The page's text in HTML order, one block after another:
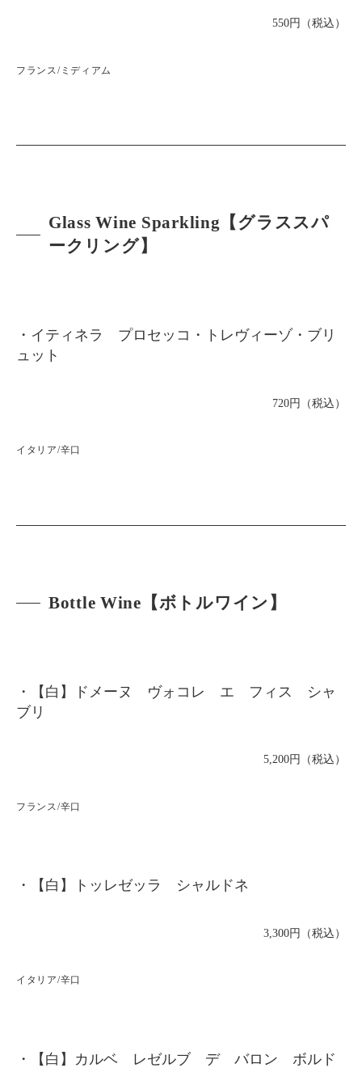
550円（税込）
フランス/ミディアム
Glass Wine Sparkling【グラススパ
ークリング】
・イティネラ プロセッコ・トレヴィーゾ・ブリ
ュット
720円（税込）
イタリア/辛口
Bottle Wine【ボトルワイン】
・【白】ドメーヌ ヴォコレ エ フィス シャ
ブリ
5,200円（税込）
フランス/辛口
・【白】トッレゼッラ シャルドネ
3,300円（税込）
イタリア/辛口
・【白】カルベ レゼルブ デ バロン ボルド